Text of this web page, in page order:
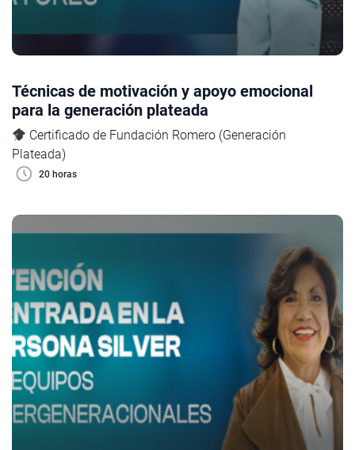
Técnicas de motivación y apoyo emocional
para la generación plateada
Certificado de Fundación Romero (Generación
Plateada)
20 horas